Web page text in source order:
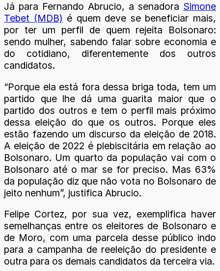
Já para Fernando Abrucio, a senadora Simone
Tebet (MDB) é quem deve se beneficiar mais,
por ter um perfil de quem rejeita Bolsonaro:
sendo mulher, sabendo falar sobre economia e
do cotidiano, diferentemente dos outros
candidatos.
“Porque ela está fora dessa briga toda, tem um
partido que lhe dá uma guarita maior que o
partido dos outros e tem o perfil mais próximo
dessa eleição do que os outros. Porque eles
estão fazendo um discurso da eleição de 2018.
A eleição de 2022 é plebiscitária em relação ao
Bolsonaro. Um quarto da população vai com o
Bolsonaro até o mar se for preciso. Mas 63%
da população diz que não vota no Bolsonaro de
jeito nenhum”, justifica Abrucio.
Felipe Cortez, por sua vez, exemplifica haver
semelhanças entre os eleitores de Bolsonaro e
de Moro, com uma parcela desse público indo
para a campanha de reeleição do presidente e
outra para os demais candidatos da terceira via.